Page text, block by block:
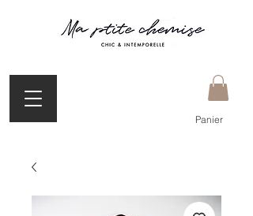
Panier